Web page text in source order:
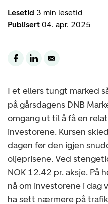
Lesetid 3 min lesetid
Publisert 04. apr. 2025
I et ellers tungt marked
på gårsdagens DNB
omgang ut til å få en
investorene. Kursen
dagen før den igjen
oljeprisene. Ved
NOK 12.42 pr. aksje. På
nå om investorene i
ha sett nærmere på